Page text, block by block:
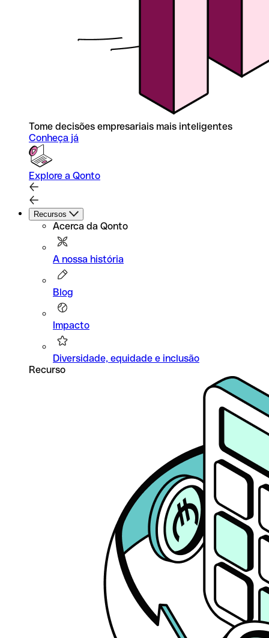
Tome decisões empresariais mais inteligentes
Conheça já
Explore a Qonto
Recursos
Acerca da Qonto
A nossa história
Blog
Impacto
Diversidade, equidade e inclusão
Recurso